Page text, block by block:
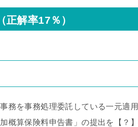
解率17％）
務を事務処理委託している一元適
概算保険料申告書」の提出を【？